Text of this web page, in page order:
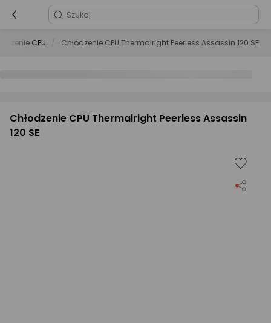
CPU Chłodzenie CPU Thermalright Peerless Assassin 120 SE
Chłodzenie CPU Thermalright Peerless Assassin
120 SE